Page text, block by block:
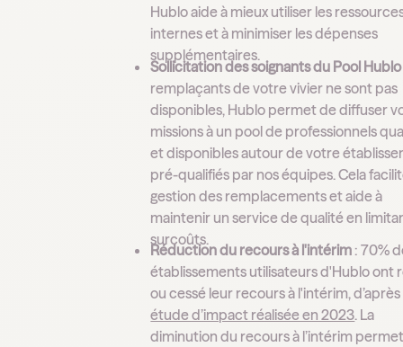
Hublo aide à mieux utiliser les
internes et à minimiser les dépenses
supplémentaires.
Sollicitation des soignants du Pool Hublo
remplaçants de votre vivier ne sont pas
disponibles, Hublo permet de diffuser
missions à un pool de professionnels
et disponibles autour de votre
pré-qualifiés par nos équipes. Cela
gestion des remplacements et aide à
maintenir un service de qualité en
surcoûts.
Réduction du recours à l'intérim : 70%
établissements utilisateurs d'Hublo ont
ou cessé leur recours à l'intérim, d’après
étude d’impact réalisée en 2023. La
diminution du recours à l’intérim